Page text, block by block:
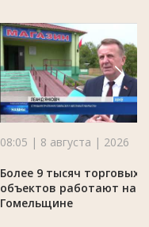
08:05 | 8 августа | 2026
Более 9 тысяч торговых
объектов работают на
Гомельщине